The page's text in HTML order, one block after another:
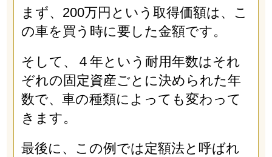
まず、200万円という取得価額は、こ
の車を買う時に要した金額です。
そして、４年という耐用年数はそれ
ぞれの固定資産ごとに決められた年
数で、車の種類によっても変わって
きます。
最後に、この例では定額法と呼ばれ